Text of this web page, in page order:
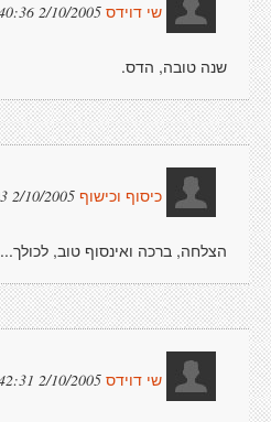
שי דוידס 2/10/2005 14:40:36
שנה טובה, הדס.
כיסוף וכישוף 2/10/2005 15:41:03
הצלחה, ברכה ואינסוף טוב, לכולך...
שי דוידס 2/10/2005 15:42:31